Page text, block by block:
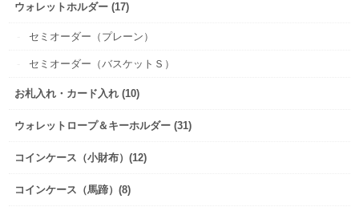
ウォレットホルダー (17)
セミオーダー（プレーン）
セミオーダー（バスケットＳ）
お札入れ・カード入れ (10)
ウォレットロープ＆キーホルダー (31)
コインケース（小財布）(12)
コインケース（馬蹄）(8)